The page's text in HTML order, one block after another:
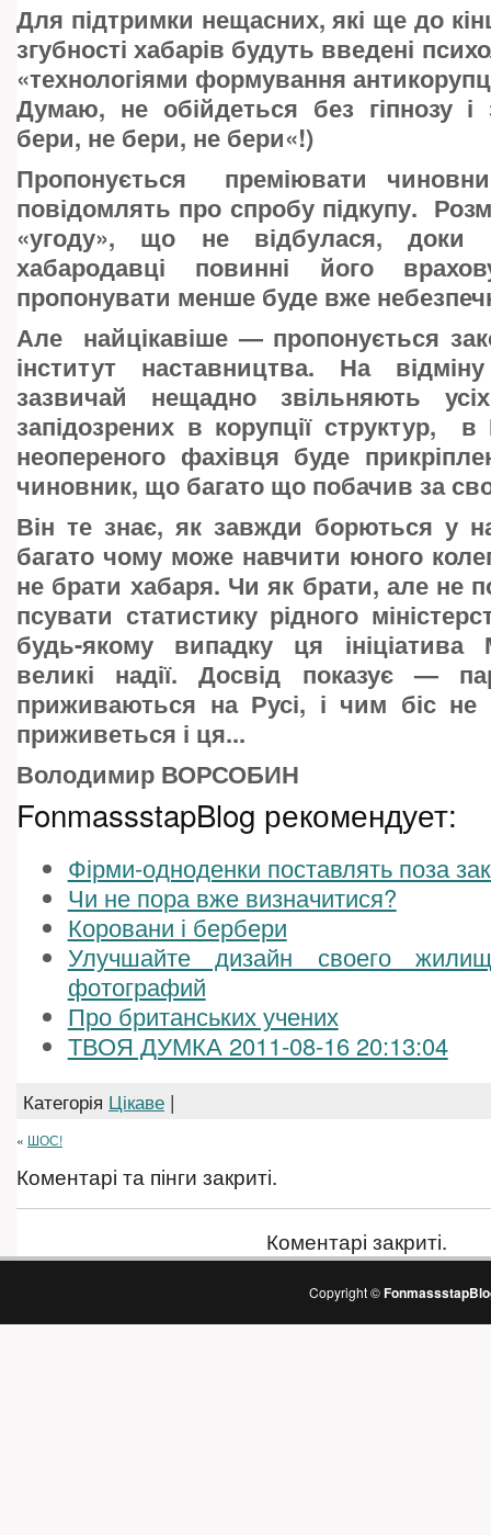
Для підтримки нещасних, які ще до
згубності хабарів будуть введені
«технологіями формування
Думаю, не обійдеться без гіпнозу
бери, не бери, не бери«!)
Пропонується преміювати
повідомлять про спробу підкупу.
«угоду», що не відбулася, доки
хабародавці повинні його
пропонувати менше буде вже
Але найцікавіше — пропонується
інститут наставництва. На
зазвичай нещадно звільняють усіх
запідозрених в корупції структур, в
неопереного фахівця буде
чиновник, що багато що побачив за
Він те знає, як завжди борються у
багато чому може навчити юного
не брати хабаря. Чи як брати, але не
псувати статистику рідного
будь-якому випадку ця
великі надії. Досвід показує —
приживаються на Русі, і чим біс
приживеться і ця...
Володимир ВОРСОБИН
FonmassstapBlog рекомендует:
Фірми-одноденки поставлять поза
Чи не пора вже визначитися?
Коровани і бербери
Улучшайте дизайн своего
фотографий
Про британських учених
ТВОЯ ДУМКА 2011-08-16 20:13:04
Категорія Цікаве |
« ШОС!
Коментарі та пінги закриті.
Коментарі закриті.
Copyright ©